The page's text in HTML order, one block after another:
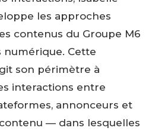
les approches
contenus du Groupe M6
numérique. Cette
son périmètre à
interactions entre
annonceurs et
— dans lesquelles